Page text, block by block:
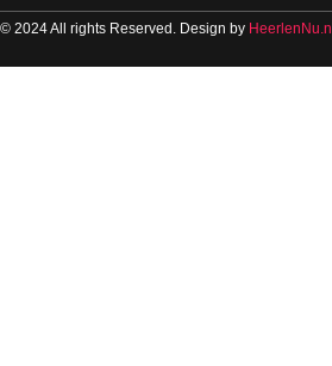
© 2024 All rights Reserved. Design by HeerlenNu.nl